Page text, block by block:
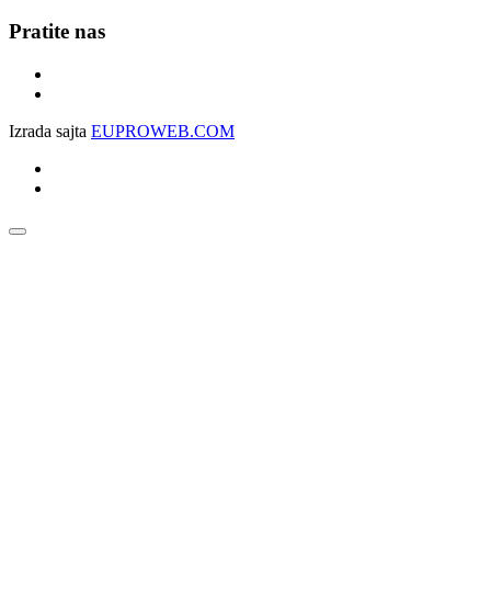
Pratite nas
Izrada sajta EUPROWEB.COM